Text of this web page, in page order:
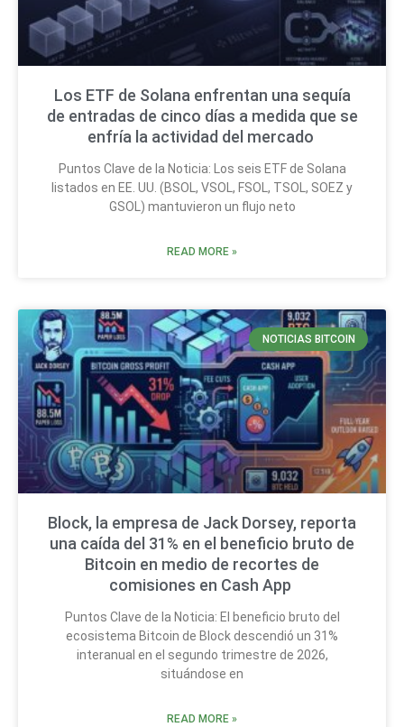
Los ETF de Solana enfrentan una sequía
de entradas de cinco días a medida que se
enfría la actividad del mercado
Puntos Clave de la Noticia: Los seis ETF de Solana
listados en EE. UU. (BSOL, VSOL, FSOL, TSOL, SOEZ y
GSOL) mantuvieron un flujo neto
READ MORE »
NOTICIAS BITCOIN
Block, la empresa de Jack Dorsey, reporta
una caída del 31% en el beneficio bruto de
Bitcoin en medio de recortes de
comisiones en Cash App
Puntos Clave de la Noticia: El beneficio bruto del
ecosistema Bitcoin de Block descendió un 31%
interanual en el segundo trimestre de 2026,
situándose en
READ MORE »